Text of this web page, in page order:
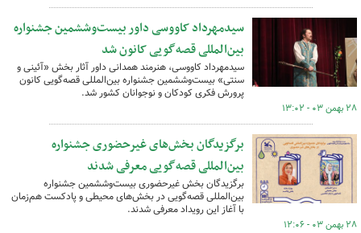
سیدمهرداد کاووسی داور بیست‌وششمین جشنواره
بین‌المللی قصه‌گویی کانون شد
سیدمهرداد کاووسی، هنرمند همدانی داور آثار بخش «آئینی و
سنتی» بیست‌وششمین جشنواره بین‌المللی قصه‌گویی کانون
پرورش فکری کودکان و نوجوانان کشور شد.
۲۸ بهمن ۰۳ - ۱۳:۰۲
برگزیدگان بخش‌های غیرحضوری جشنواره
بین‌المللی قصه‌گویی معرفی شدند
برگزیدگان بخش غیرحضوری بیست‌وششمین جشنواره
بین‌المللی قصه‌گویی در بخش‌های محیطی و پادکست هم‌زمان
با آغاز این رویداد معرفی شدند.
۲۸ بهمن ۰۳ - ۱۲:۰۶